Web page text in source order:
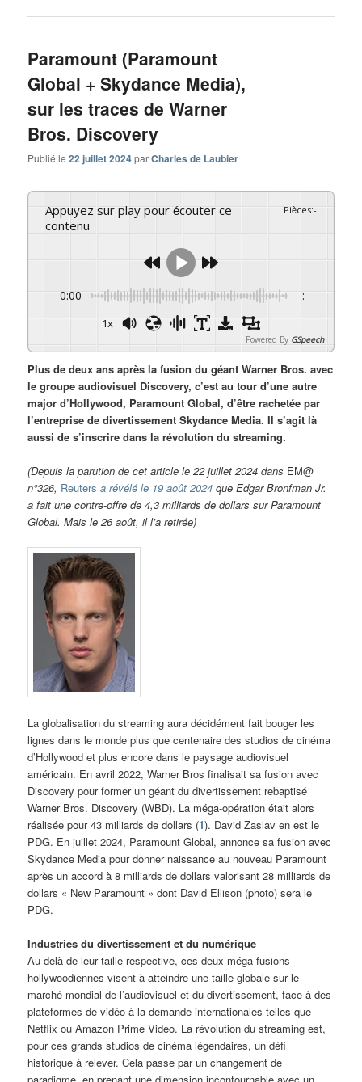
Paramount (Paramount
Global + Skydance Media),
sur les traces de Warner
Bros. Discovery
Publié le22 juillet 2024parCharles de Laubier
Appuyez sur play pour écouter ce
contenu
Pièces:-
0:00 -:--
1x
Powered By GSpeech
Plus de deux ans après la fusion du géant Warner Bros. avec
le groupe audiovisuel Discovery, c’est au tour d’une autre
major d’Hollywood, Paramount Global, d’être rachetée par
l’entreprise de divertissement Skydance Media. Il s’agit là
aussi de s’inscrire dans la révolution du streaming.
(Depuis la parution de cet article le 22 juillet 2024 dans EM@
n°326, Reuters a révélé le 19 août 2024 que Edgar Bronfman Jr.
a fait une contre-offre de 4,3 milliards de dollars sur Paramount
Global. Mais le 26 août, il l’a retirée)
La globalisation du streaming aura décidément fait bouger les
lignes dans le monde plus que centenaire des studios de cinéma
d’Hollywood et plus encore dans le paysage audiovisuel
américain. En avril 2022, Warner Bros finalisait sa fusion avec
Discovery pour former un géant du divertissement rebaptisé
Warner Bros. Discovery (WBD). La méga-opération était alors
réalisée pour 43 milliards de dollars (1). David Zaslav en est le
PDG. En juillet 2024, Paramount Global, annonce sa fusion avec
Skydance Media pour donner naissance au nouveau Paramount
après un accord à 8 milliards de dollars valorisant 28 milliards de
dollars « New Paramount » dont David Ellison (photo) sera le
PDG.
Industries du divertissement et du numérique
Au-delà de leur taille respective, ces deux méga-fusions
hollywoodiennes visent à atteindre une taille globale sur le
marché mondial de l’audiovisuel et du divertissement, face à des
plateformes de vidéo à la demande internationales telles que
Netflix ou Amazon Prime Video. La révolution du streaming est,
pour ces grands studios de cinéma légendaires, un défi
historique à relever. Cela passe par un changement de